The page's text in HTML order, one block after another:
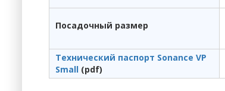
Посадочный размер
Технический паспорт Sonance VP
Small (pdf)